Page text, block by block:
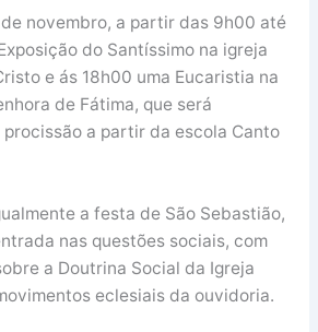
novembro, a partir das 9h00 até
do Santíssimo na igreja
e ás 18h00 uma Eucaristia na
de Fátima, que será
a partir da escola Canto
a festa de São Sebastião,
nas questões sociais, com
a Doutrina Social da Igreja
eclesiais da ouvidoria.